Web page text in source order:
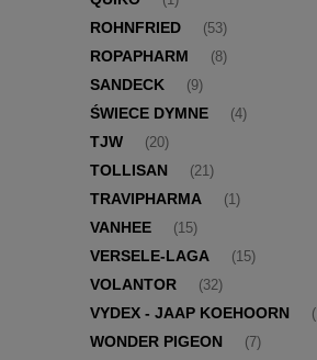
ROHNFRIED (53)
ROPAPHARM (8)
SANDECK (9)
ŚWIECE DYMNE (4)
TJW (20)
TOLLISAN (21)
TRAVIPHARMA (1)
VANHEE (15)
VERSELE-LAGA (15)
VOLANTOR (32)
VYDEX - JAAP KOEHOORN
WONDER PIGEON (7)